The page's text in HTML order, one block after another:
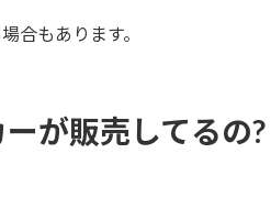
合もあります。
が販売してるの?